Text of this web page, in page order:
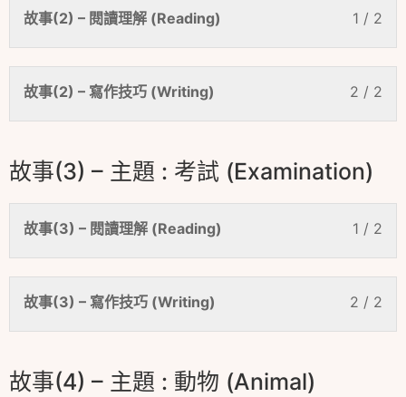
1 / 2
故事(2) – 閱讀理解 (Reading)
2 / 2
故事(2) – 寫作技巧 (Writing)
故事(3) – 主題 : 考試 (Examination)
1 / 2
故事(3) – 閱讀理解 (Reading)
2 / 2
故事(3) – 寫作技巧 (Writing)
故事(4) – 主題 : 動物 (Animal)